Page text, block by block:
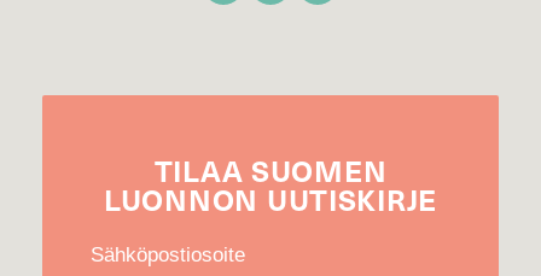
TILAA SUOMEN
LUONNON UUTIS­KIRJE
Sähköpostiosoite